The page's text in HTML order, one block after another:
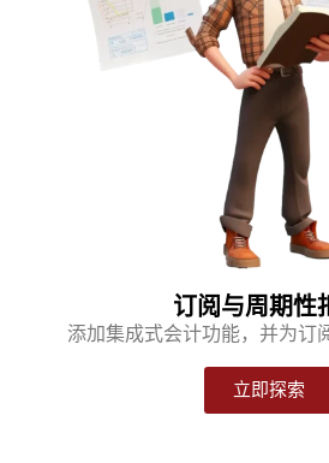
订阅与周期性
添加集成式会计功能，并为订
立即探索